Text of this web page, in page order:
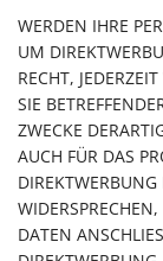
WERDEN IHRE
UM
RECHT,
SIE
ZWECKE
AUCH FÜR DAS
DATEN